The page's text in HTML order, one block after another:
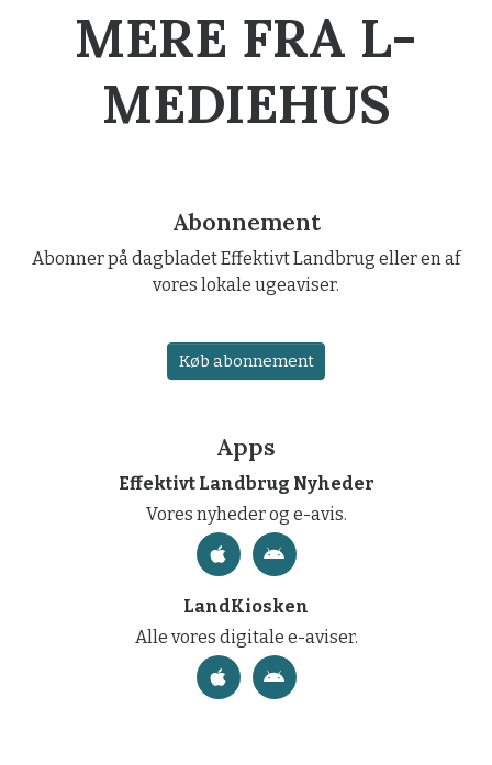
MERE FRA L-
MEDIEHUS
Abonnement
Abonner på dagbladet Effektivt Landbrug eller en af
vores lokale ugeaviser.
Køb abonnement
Apps
Effektivt Landbrug Nyheder
Vores nyheder og e-avis.
LandKiosken
Alle vores digitale e-aviser.